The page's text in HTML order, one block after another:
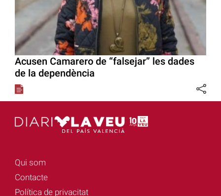
Acusen Camarero de “falsejar” les dades
de la dependència
Qui som
Contacte
Política de privacitat